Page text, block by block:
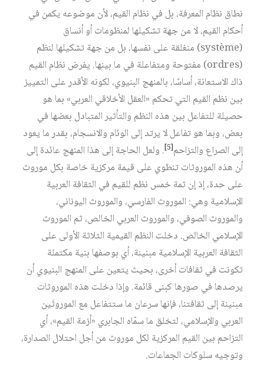
نطاق نظام المعرفة، بل في نظام القيم، لأن موضوعه يكمن في
أحكام القيم، لا من جهة تشكيلها لمنظومات أو أنساق
(système) منغلقة على نفسها، بل من جهة تشكيلها لنظم
(ordres) مفتوحة ومتفاعلة في ما بينها. يفرض نظام القيم
ذاك الاستعانة، أساسًا، بالمنهج البنيوي، لكونه الأقدر على التمييز
بين نظم القيم التي تحكم «العقل الأخلاقي العربي» بما هو
حصيلة للتفاعل بين هذه النظم والتأثير المتبادل بعضها في
بعض، وبما هو تفاعل لا يرتد إلى الوئام والانسجام، بقدر ما يعود
إلى الصراع والتزاحم‏[5] . ولعل الحاجة إلى هذا المنهج عائدة إلى
أن هذه الموروثات تنطوي على قيمة مركزية خاصة بكل موروث
على حدة، إذ إن ثمة خمس نظم للقيم في الثقافة العربية
الإسلامية وهي: الموروث الفارسي، والموروث اليوناني،
والموروث الصوفي، والموروث العربي الخالص، ثم الموروث
الإسلامي الخالص. دخلت النظم القيمية الثلاثة الأولى على
الثقافة العربية الإسلامية مبنينة، أي بوصفها بنية مكتملة
تكونت في ثقافات أخرى، بحيث يتعين على المنهج البنيوي أن
يرصدها في صورها كبنى قائمة. وإذا دخلت هذه الموروثات
مبنينة إلى ثقافتنا، فإنها سرعان ما ستتفاعل مع الموروثَين
العربي والإسلامي، لتخلق ما سمّاه الجابري «أزمة القيم»، أي
التزاحم بين القيم المركزية لكل موروث من أجل احتلال الصدارة،
وتوجيه سلوكات الجماعات.